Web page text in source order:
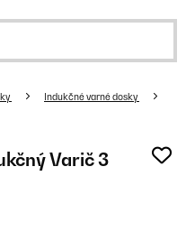
Indukčné varné dosky
Varič 3